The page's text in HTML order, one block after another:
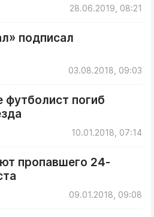
28.06.2019, 08:21
подписал
03.08.2018, 09:03
футболист погиб
10.01.2018, 07:14
пропавшего 24-
09.01.2018, 09:08